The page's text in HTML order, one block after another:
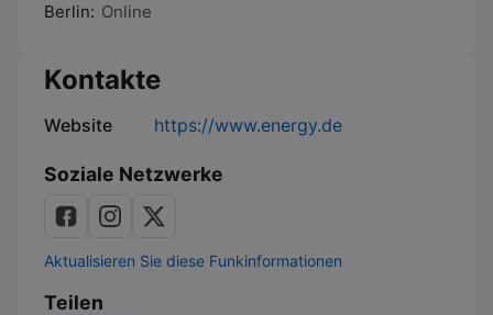
Berlin: Online
Kontakte
Website https://www.energy.de
Soziale Netzwerke
Aktualisieren Sie diese Funkinformationen
Teilen